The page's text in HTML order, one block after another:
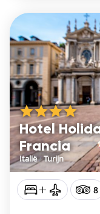
Hotel
Francia
Italië/Turijn
8